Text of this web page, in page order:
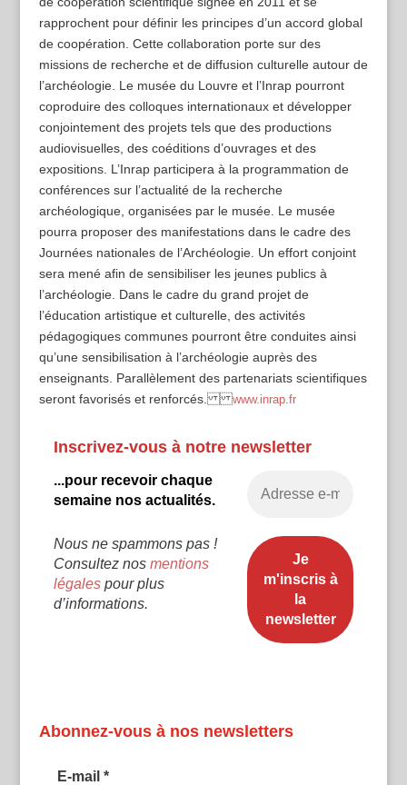
rapprochent pour définir les principes d’un accord global
de coopération. Cette collaboration porte sur des
missions de recherche et de diffusion culturelle autour de
l’archéologie. Le musée du Louvre et l’Inrap pourront
coproduire des colloques internationaux et développer
conjointement des projets tels que des productions
audiovisuelles, des coéditions d’ouvrages et des
expositions. L’Inrap participera à la programmation de
conférences sur l’actualité de la recherche
archéologique, organisées par le musée. Le musée
pourra proposer des manifestations dans le cadre des
Journées nationales de l’Archéologie. Un effort conjoint
sera mené afin de sensibiliser les jeunes publics à
l’archéologie. Dans le cadre du grand projet de
l’éducation artistique et culturelle, des activités
pédagogiques communes pourront être conduites ainsi
qu’une sensibilisation à l’archéologie auprès des
enseignants. Parallèlement des partenariats scientifiques
seront favorisés et renforcés.www.inrap.fr
Inscrivez-vous à notre newsletter
...pour recevoir chaque
semaine nos actualités.
Nous ne spammons pas !
Consultez nos mentions
légalespour plus
d’informations.
Abonnez-vous à nos newsletters
E-mail *